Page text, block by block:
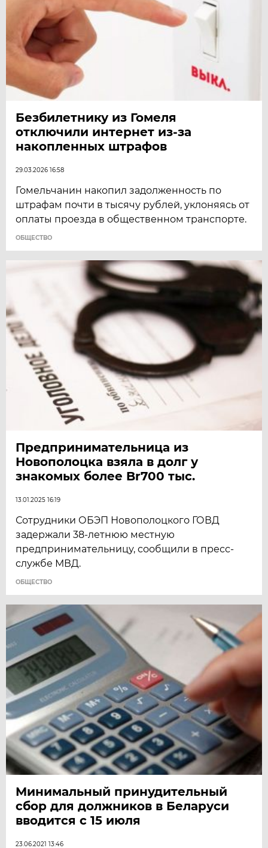
Безбилетнику из Гомеля
отключили интернет из-за
накопленных штрафов
29.03.2026 16:58
Гомельчанин накопил задолженность по
штрафам почти в тысячу рублей, уклоняясь от
оплаты проезда в общественном транспорте.
ОБЩЕСТВО
Предпринимательница из
Новополоцка взяла в долг у
знакомых более Br700 тыс.
13.01.2025 16:19
Сотрудники ОБЭП Новополоцкого ГОВД
задержали 38-летнюю местную
предпринимательницу, сообщили в пресс-
службе МВД.
ОБЩЕСТВО
Минимальный принудительный
сбор для должников в Беларуси
вводится с 15 июля
23.06.2021 13:46